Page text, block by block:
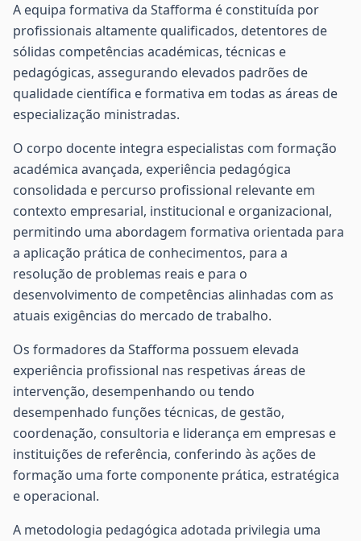
A equipa formativa da Stafforma é constituída por
profissionais altamente qualificados, detentores de
sólidas competências académicas, técnicas e
pedagógicas, assegurando elevados padrões de
qualidade científica e formativa em todas as áreas de
especialização ministradas.
O corpo docente integra especialistas com formação
académica avançada, experiência pedagógica
consolidada e percurso profissional relevante em
contexto empresarial, institucional e organizacional,
permitindo uma abordagem formativa orientada para
a aplicação prática de conhecimentos, para a
resolução de problemas reais e para o
desenvolvimento de competências alinhadas com as
atuais exigências do mercado de trabalho.
Os formadores da Stafforma possuem elevada
experiência profissional nas respetivas áreas de
intervenção, desempenhando ou tendo
desempenhado funções técnicas, de gestão,
coordenação, consultoria e liderança em empresas e
instituições de referência, conferindo às ações de
formação uma forte componente prática, estratégica
e operacional.
A metodologia pedagógica adotada privilegia uma